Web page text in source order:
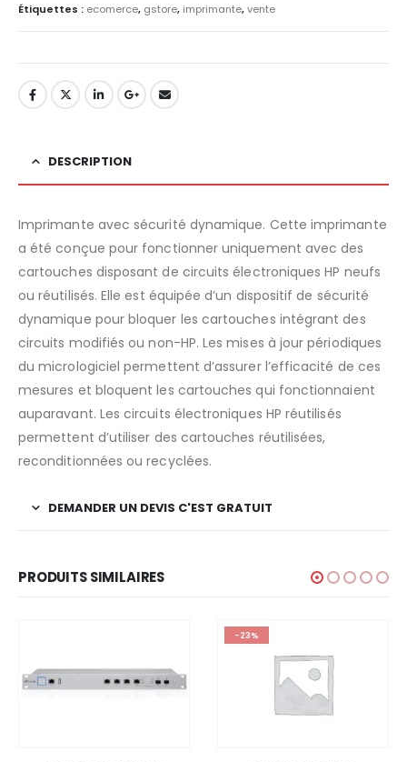
Étiquettes : ecomerce, gstore, imprimante,vente
DESCRIPTION
Imprimante avec sécurité dynamique. Cette imprimante
a été conçue pour fonctionner uniquement avec des
cartouches disposant de circuits électroniques HP neufs
ou réutilisés. Elle est équipée d’un dispositif de sécurité
dynamique pour bloquer les cartouches intégrant des
circuits modifiés ou non-HP. Les mises à jour périodiques
du micrologiciel permettent d’assurer l’efficacité de ces
mesures et bloquent les cartouches qui fonctionnaient
auparavant. Les circuits électroniques HP réutilisés
permettent d’utiliser des cartouches réutilisées,
reconditionnées ou recyclées.
DEMANDER UN DEVIS C'EST GRATUIT
PRODUITS SIMILAIRES
-6%